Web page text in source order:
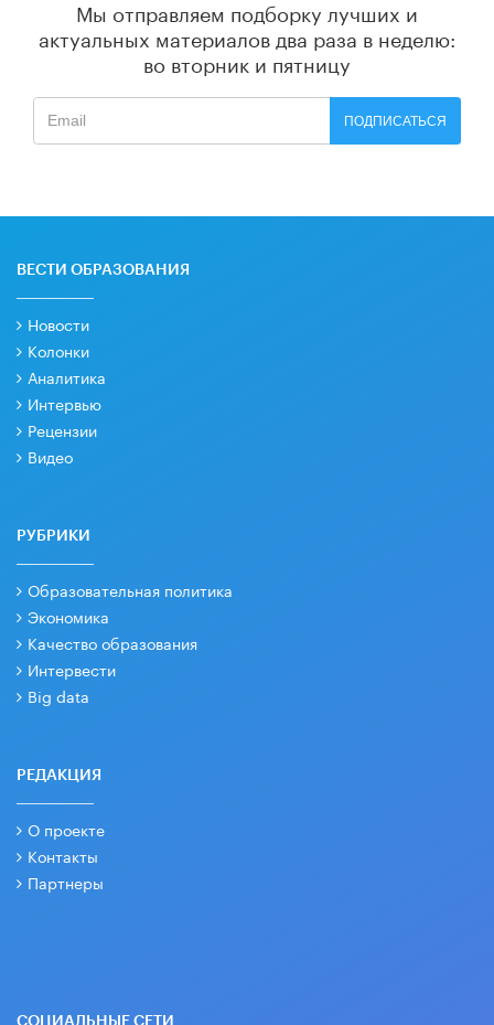
Мы отправляем подборку лучших и
актуальных материалов два раза в неделю:
во вторник и пятницу
ПОДПИСАТЬСЯ
ВЕСТИ ОБРАЗОВАНИЯ
Новости
Колонки
Аналитика
Интервью
Рецензии
Видео
РУБРИКИ
Образовательная политика
Экономика
Качество образования
Интервести
Big data
РЕДАКЦИЯ
О проекте
Контакты
Партнеры
СОЦИАЛЬНЫЕ СЕТИ